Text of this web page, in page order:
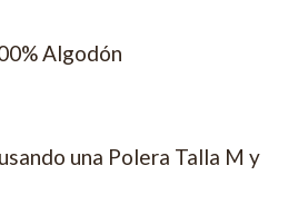
Algodón
una Polera Talla M y